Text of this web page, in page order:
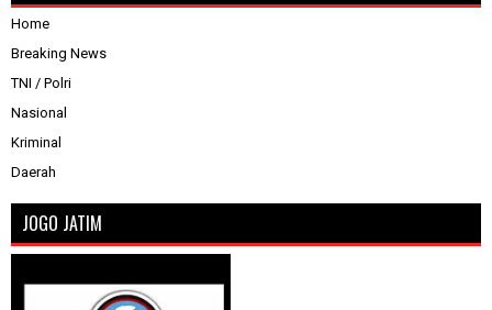
Home
Breaking News
TNI / Polri
Nasional
Kriminal
Daerah
JOGO JATIM